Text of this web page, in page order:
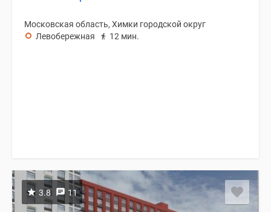
Московская область, Химки городской округ
Левобережная
12 мин.
3.8 11